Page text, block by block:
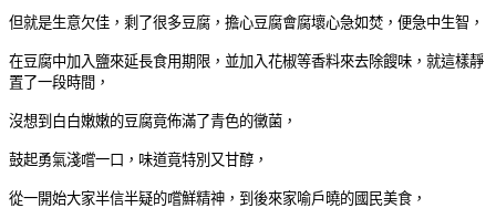
但就是生意欠佳，剩了很多豆腐，擔心豆腐會腐壞心急如焚，便急中生智，
在豆腐中加入鹽來延長食用期限，並加入花椒等香料來去除餿味，就這樣靜
置了一段時間，
沒想到白白嫩嫩的豆腐竟佈滿了青色的黴菌，
鼓起勇氣淺嚐一口，味道竟特別又甘醇，
從一開始大家半信半疑的嚐鮮精神，到後來家喻戶曉的國民美食，